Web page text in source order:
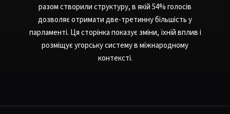
разом створили структуру, в якій 54% голосів
дозволяє отримати две-третинну більшість у
парламенті. Ця сторінка показує зміни, їхній вплив і
розміщує угорську систему в міжнародному
контексті.